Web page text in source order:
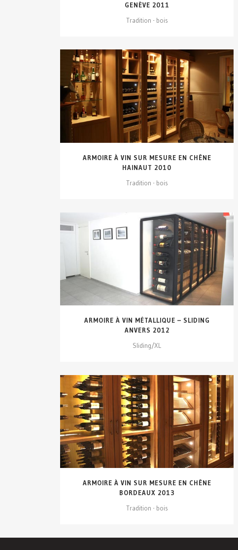
GENÈVE 2011
Tradition - bois
VOIR DÉTAILS...
ARMOIRE À VIN SUR MESURE EN CHÊNE
HAINAUT 2010
Tradition - bois
VOIR DÉTAILS...
ARMOIRE À VIN MÉTALLIQUE – SLIDING
ANVERS 2012
Sliding/XL
VOIR DÉTAILS...
ARMOIRE À VIN SUR MESURE EN CHÊNE
BORDEAUX 2013
Tradition - bois